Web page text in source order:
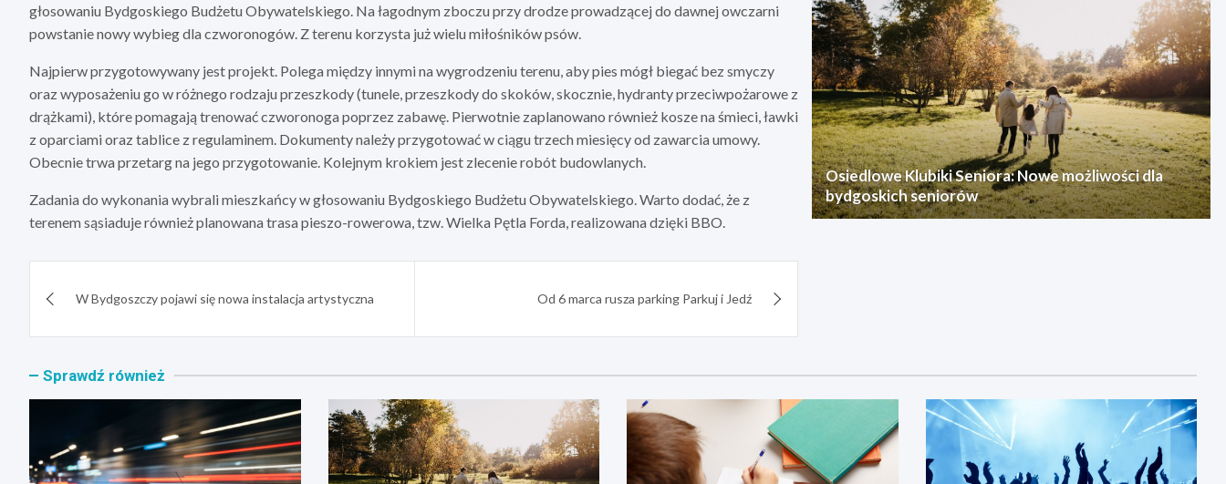
głosowaniu Bydgoskiego Budżetu Obywatelskiego. Na łagodnym zboczu przy drodze prowadzącej do dawnej owczarni
powstanie nowy wybieg dla czworonogów. Z terenu korzysta już wielu miłośników psów.
Najpierw przygotowywany jest projekt. Polega między innymi na wygrodzeniu terenu, aby pies mógł biegać bez smyczy
oraz wyposażeniu go w różnego rodzaju przeszkody (tunele, przeszkody do skoków, skocznie, hydranty przeciwpożarowe z
drążkami), które pomagają trenować czworonoga poprzez zabawę. Pierwotnie zaplanowano również kosze na śmieci, ławki
z oparciami oraz tablice z regulaminem. Dokumenty należy przygotować w ciągu trzech miesięcy od zawarcia umowy.
Obecnie trwa przetarg na jego przygotowanie. Kolejnym krokiem jest zlecenie robót budowlanych.
Zadania do wykonania wybrali mieszkańcy w głosowaniu Bydgoskiego Budżetu Obywatelskiego. Warto dodać, że z
terenem sąsiaduje również planowana trasa pieszo-rowerowa, tzw. Wielka Pętla Forda, realizowana dzięki BBO.
wpisuW Bydgoszczy pojawi się nowa instalacja artystyczna Od 6 marca rusza parking Parkuj i Jedź
Osiedlowe Klubiki Seniora: Nowe możliwości dla
bydgoskich seniorów
Sprawdź również